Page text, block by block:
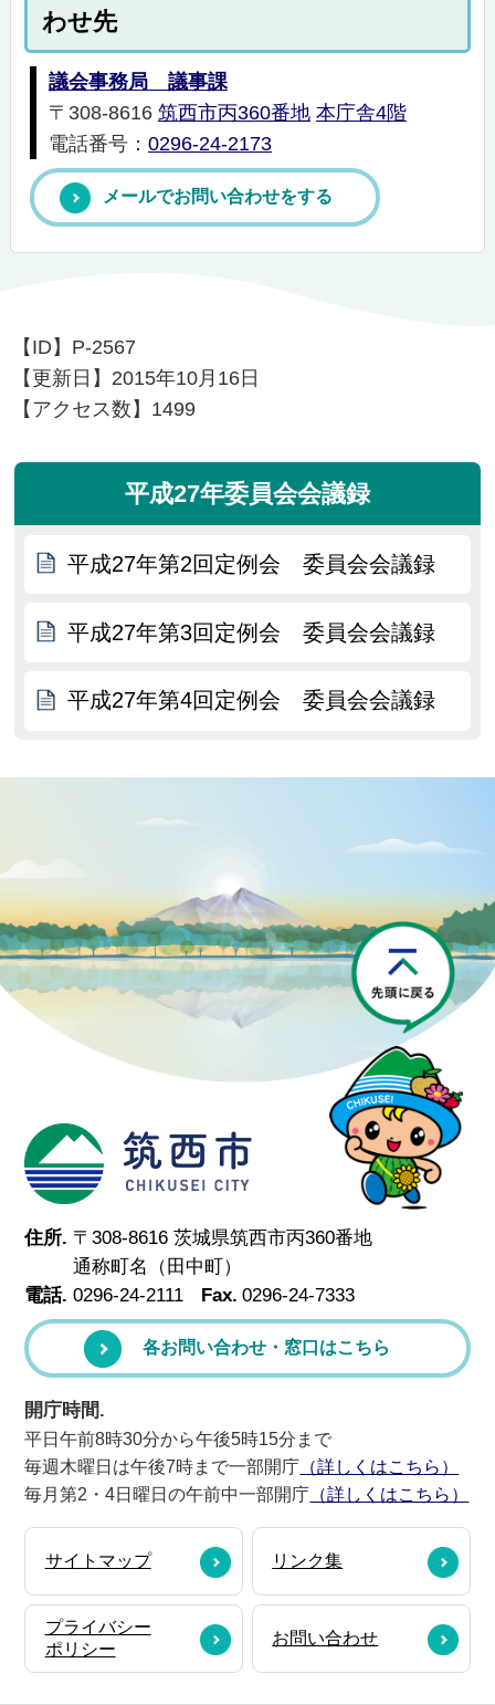
わせ先
議会事務局 議事課
〒308-8616 筑西市丙360番地 本庁舎4階
電話番号： 0296-24-2173
メールでお問い合わせをする
【ID】 P-2567
【更新日】 2015年10月16日
【アクセス数】 1499
平成27年委員会会議録
平成27年第2回定例会 委員会会議録
平成27年第3回定例会 委員会会議録
平成27年第4回定例会 委員会会議録
筑西市
住所. 〒308-8616 茨城県筑西市丙360番地
通称町名（田中町）
電話. 0296-24-2111 Fax. 0296-24-7333
各お問い合わせ・窓口はこちら
開庁時間.
平日午前8時30分から午後5時15分まで
毎週木曜日は午後7時まで一部開庁 （詳しくはこちら）
毎月第2・4日曜日の午前中一部開庁 （詳しくはこちら）
サイトマップ リンク集
プライバシー
ポリシー
お問い合わせ